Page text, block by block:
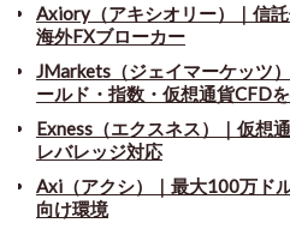
Axiory（アキシオリー）｜信
海外FXブローカー
JMarkets（ジェイマーケッツ
ールド・指数・仮想通貨CFD
Exness（エクスネス）｜仮想
レバレッジ対応
Axi（アクシ）｜最大100万ド
向け環境